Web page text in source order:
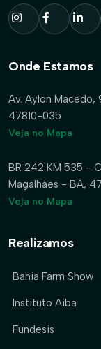
Onde Estamos
Av. Aylon Macedo,
47810-035
Veja no Mapa
BR 242 KM 535 -
Magalhães - BA,
Veja no Mapa
Realizamos
Bahia Farm Show
Instituto Aiba
Fundesis